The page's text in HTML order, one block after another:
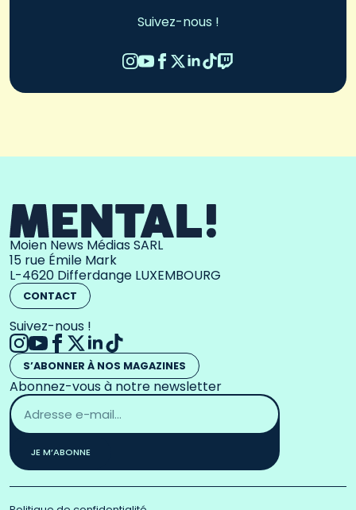
Suivez-nous !
Moien News Médias SARL
15 rue Émile Mark
L-4620 Differdange LUXEMBOURG
CONTACT
Suivez-nous !
S’ABONNER À NOS MAGAZINES
Abonnez-vous à notre newsletter
Adresse
email
*
JE M’ABONNE